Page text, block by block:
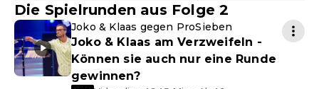
Die Spielrunden aus Folge 2
Joko & Klaas gegen ProSieben
Joko & Klaas am Verzweifeln -
Können sie auch nur eine Runde
gewinnen?